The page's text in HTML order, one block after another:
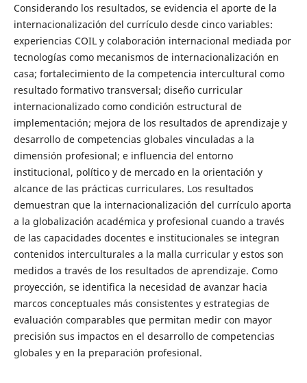
Considerando los resultados, se evidencia el aporte de la
internacionalización del currículo desde cinco variables:
experiencias COIL y colaboración internacional mediada por
tecnologías como mecanismos de internacionalización en
casa; fortalecimiento de la competencia intercultural como
resultado formativo transversal; diseño curricular
internacionalizado como condición estructural de
implementación; mejora de los resultados de aprendizaje y
desarrollo de competencias globales vinculadas a la
dimensión profesional; e influencia del entorno
institucional, político y de mercado en la orientación y
alcance de las prácticas curriculares. Los resultados
demuestran que la internacionalización del currículo aporta
a la globalización académica y profesional cuando a través
de las capacidades docentes e institucionales se integran
contenidos interculturales a la malla curricular y estos son
medidos a través de los resultados de aprendizaje. Como
proyección, se identifica la necesidad de avanzar hacia
marcos conceptuales más consistentes y estrategias de
evaluación comparables que permitan medir con mayor
precisión sus impactos en el desarrollo de competencias
globales y en la preparación profesional.